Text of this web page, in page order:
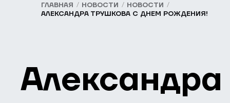
ГЛАВНАЯ НОВОСТИ
НОВОСТИ
АЛЕКСАНДРА ТРУШКОВА С ДНЕМ РОЖДЕНИЯ!
Александра